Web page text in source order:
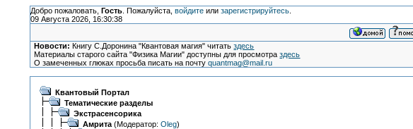
Добро пожаловать, Гость. Пожалуйста, войдитеили зарегистрируйтесь.
09 Августа 2026, 16:30:38
Новости: Книгу С.Доронина "Квантовая магия" читатьздесь
Материалы старого сайта "Физика Магии" доступны для просмотраздесь
О замеченных глюках просьба писать на почтуquantmag@mail.ru
Квантовый Портал
Тематические разделы
Экстрасенсорика
Амрита(Модератор: Oleg)